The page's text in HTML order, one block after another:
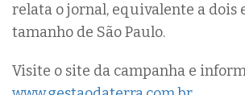
relata o jornal, equivalente a dois
tamanho de São Paulo.
Visite o site da campanha e